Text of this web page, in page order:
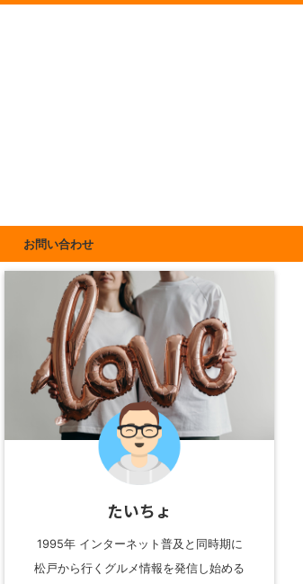
お問い合わせ
たいちょ
1995年 インターネット普及と同時期に
松戸から行くグルメ情報を発信し始める